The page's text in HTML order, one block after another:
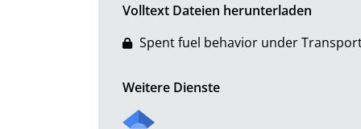
Volltext Dateien herunterladen
Spent fuel behavior under
Weitere Dienste